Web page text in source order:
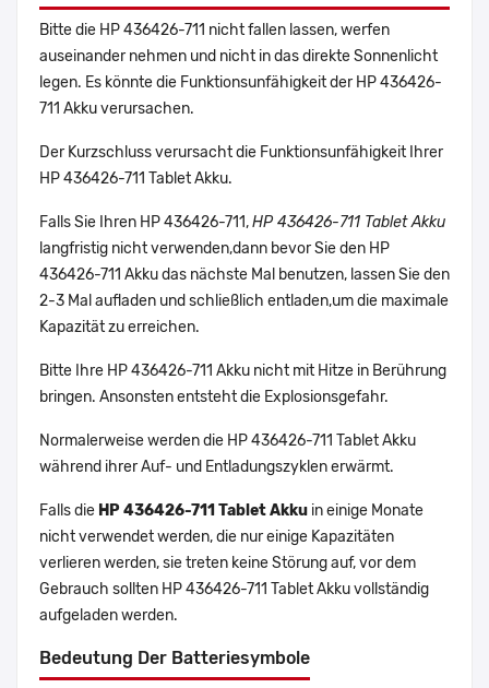
Bitte die HP 436426-711 nicht fallen lassen, werfen
auseinander nehmen und nicht in das direkte Sonnenlicht
legen. Es könnte die Funktionsunfähigkeit der HP 436426-
711 Akku verursachen.
Der Kurzschluss verursacht die Funktionsunfähigkeit Ihrer
HP 436426-711 Tablet Akku.
Falls Sie Ihren HP 436426-711,HP 436426-711 Tablet Akku
langfristig nicht verwenden,dann bevor Sie den HP
436426-711 Akku das nächste Mal benutzen, lassen Sie den
2-3 Mal aufladen und schließlich entladen,um die maximale
Kapazität zu erreichen.
Bitte Ihre HP 436426-711 Akku nicht mit Hitze in Berührung
bringen. Ansonsten entsteht die Explosionsgefahr.
Normalerweise werden die HP 436426-711 Tablet Akku
während ihrer Auf- und Entladungszyklen erwärmt.
Falls die HP 436426-711 Tablet Akku in einige Monate
nicht verwendet werden, die nur einige Kapazitäten
verlieren werden, sie treten keine Störung auf, vor dem
Gebrauch sollten HP 436426-711 Tablet Akku vollständig
aufgeladen werden.
Bedeutung Der Batteriesymbole